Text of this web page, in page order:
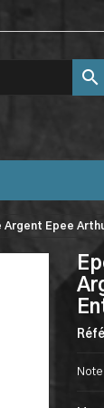

Epee
Note